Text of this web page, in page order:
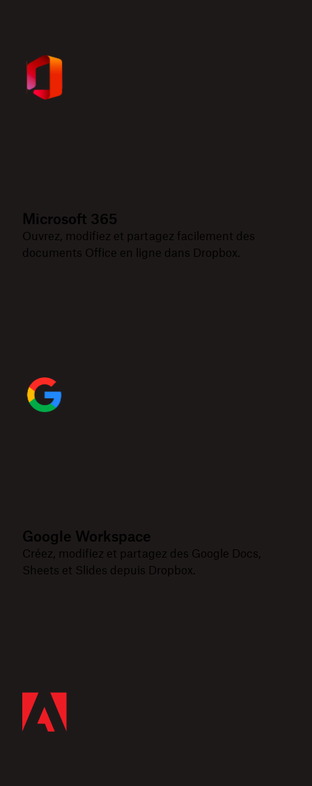
Microsoft 365
Ouvrez, modifiez et partagez facilement des
documents Office en ligne dans Dropbox.
Google Workspace
Créez, modifiez et partagez des Google Docs,
Sheets et Slides depuis Dropbox.